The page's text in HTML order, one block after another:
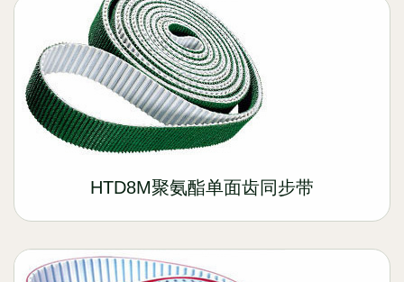
HTD8M聚氨酯单面齿同步带